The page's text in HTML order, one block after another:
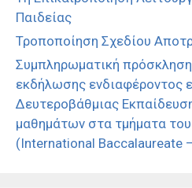
Παιδείας
Τροποποίηση Σχεδίου
Συμπληρωματική
εκδήλωσης ενδιαφέροντος
Δευτεροβάθμιας
μαθημάτων στα τμήματα
(International Baccalaureate